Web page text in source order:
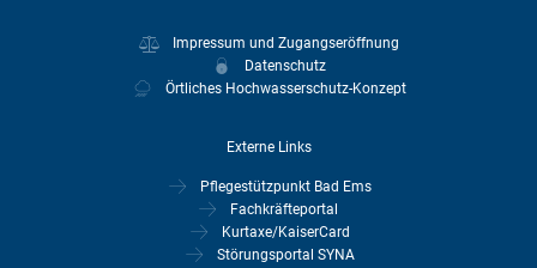
Impressum und Zugangseröffnung
Datenschutz
Örtliches Hochwasserschutz-Konzept
Externe Links
Pflegestützpunkt Bad Ems
Fachkräfteportal
Kurtaxe/KaiserCard
Störungsportal SYNA